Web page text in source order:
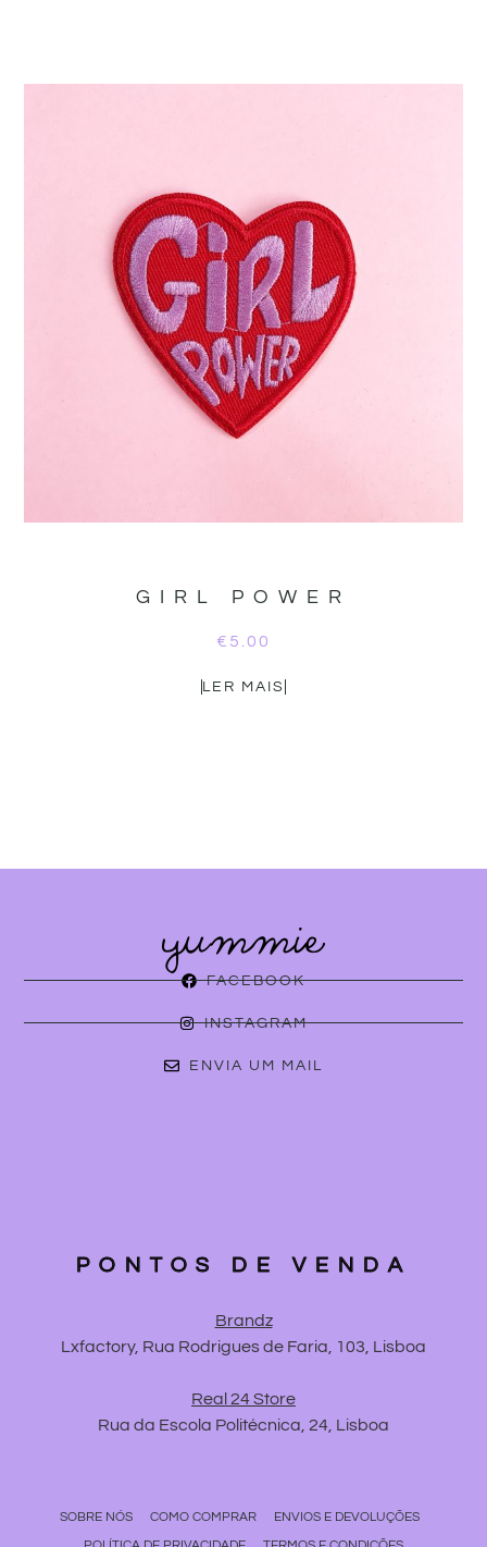
GIRL POWER
€ 5.00
LER MAIS
FACEBOOK
INSTAGRAM
ENVIA UM MAIL
PONTOS DE VENDA
Brandz
Lxfactory, Rua Rodrigues de Faria, 103, Lisboa
Real 24 Store
Rua da Escola Politécnica, 24, Lisboa
SOBRE NÓS COMO COMPRAR
ENVIOS E DEVOLUÇÕES